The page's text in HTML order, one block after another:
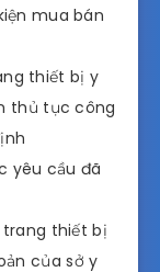
mua bán
thiết bị y
thủ tục công
yêu cầu đã
trang thiết bị
của sở y